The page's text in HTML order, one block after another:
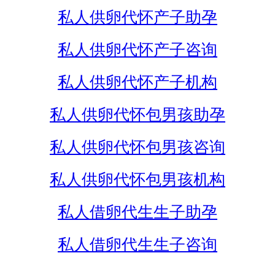
私人供卵代怀产子助孕
私人供卵代怀产子咨询
私人供卵代怀产子机构
私人供卵代怀包男孩助孕
私人供卵代怀包男孩咨询
私人供卵代怀包男孩机构
私人借卵代生生子助孕
私人借卵代生生子咨询